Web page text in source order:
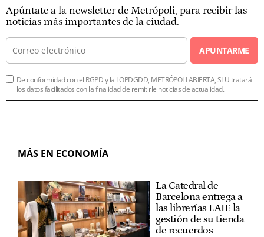
Apúntate a la newsletter de Metrópoli, para recibir las
noticias más importantes de la ciudad.
APUNTARME
De conformidad con el RGPD y la LOPDGDD, METRÓPOLI ABIERTA, SLU tratará
los datos facilitados con la finalidad de remitirle noticias de actualidad.
MÁS EN ECONOMÍA
La Catedral de
Barcelona entrega a
las librerías LAIE la
gestión de su tienda
de recuerdos